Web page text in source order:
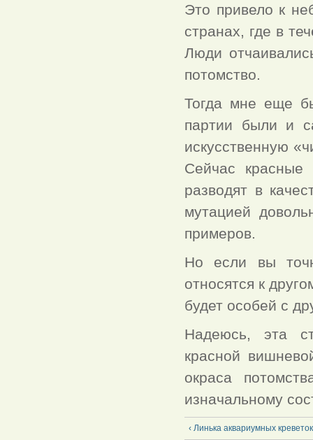
Это привело к
странах, где в
Люди
потомство.
Тогда мне еще
партии были и
искусственную
Сейчас красные
разводят в
мутацией
примеров.
Но если вы
относятся к
будет особей с
Надеюсь, эта
красной
окраса
изначальному
‹ Линька аквариумных креветок